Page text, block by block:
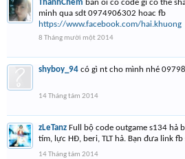
ThanhChem ban oi co code gi co the
minh qua sdt 0974906302 hoac fb
https://www.facebook.com/hai.khuong
8 Tháng mười một 2014
shyboy_94 có gì nt cho mình nhé
14 Tháng tám 2014
zLeTanz Full bộ code outgame s134 hả
tím, lực HĐ, beri, TLT hả. Bạn đưa link
14 Tháng tám 2014